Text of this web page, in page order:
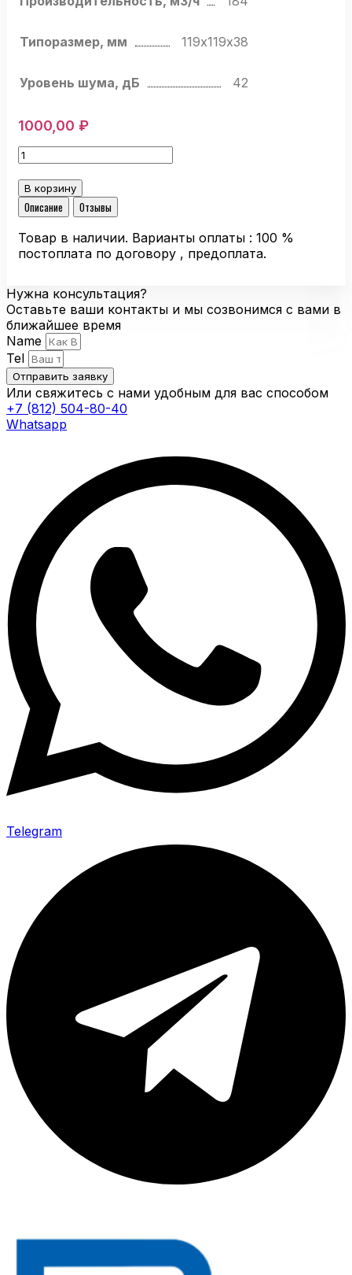
Типоразмер, мм 119х119х38
Уровень шума, дБ 42
1000,00 ₽
Количество
товара
Компактный
вентилятор
Ebmpapst
4412
MR
осевой
В корзину
Описание
Отзывы
Товар в наличии. Варианты оплаты : 100 %
постоплата по договору , предоплата.
Нужна консультация?
Оставьте ваши контакты и мы созвонимся с вами в
ближайшее время
Name
Tel
Отправить заявку
Или свяжитесь с нами удобным для вас способом
+7 (812) 504-80-40
Whatsapp
Telegram